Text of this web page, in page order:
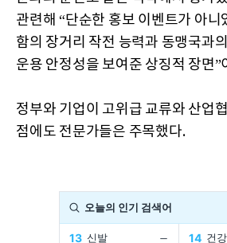
관련해 “단순한 홍보 이벤트가 아니
함의 장거리 작전 능력과 동맹국과
운용 안정성을 보여준 상징적 장면”
정부와 기업이 고위급 교류와 산업
점에도 전문가들은 주목했다.